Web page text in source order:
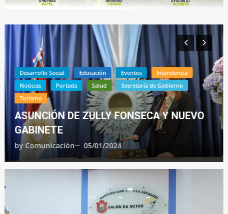
Desarrollo Social Educación Eventos
Intendencia
Noticias
Portada Salud
Secretaría de Gobierno
Turismo
ASUNCIÓN DE ZULLY FONSECA Y NUEVO
GABINETE
byComunicación 05/01/2024